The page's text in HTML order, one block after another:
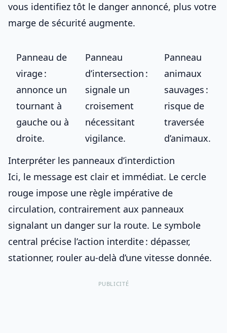
vous identifiez tôt le danger annoncé, plus votre
marge de sécurité augmente.
Panneau de
virage :
annonce un
tournant à
gauche ou à
droite.
Panneau
d’intersection :
signale un
croisement
nécessitant
vigilance.
Panneau
animaux
sauvages :
risque de
traversée
d’animaux.
Interpréter les panneaux d’interdiction
Ici, le message est clair et immédiat. Le cercle
rouge impose une règle impérative de
circulation, contrairement aux panneaux
signalant un danger sur la route. Le symbole
central précise l’action interdite : dépasser,
stationner, rouler au-delà d’une vitesse donnée.
PUBLICITÉ